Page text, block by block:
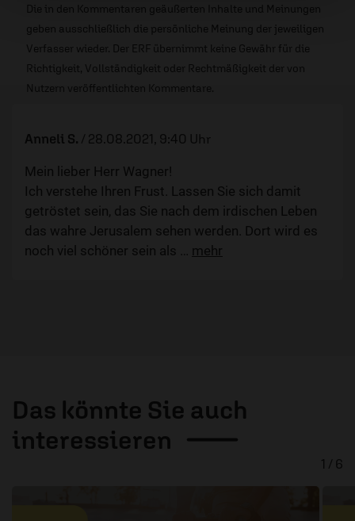
Die in den Kommentaren geäußerten Inhalte und Meinungen
geben ausschließlich die persönliche Meinung der jeweiligen
Verfasser wieder. Der ERF übernimmt keine Gewähr für die
Richtigkeit, Vollständigkeit oder Rechtmäßigkeit der von
Nutzern veröffentlichten Kommentare.
Anneli S. / 28.08.2021, 9:40 Uhr
Mein lieber Herr Wagner!
Ich verstehe Ihren Frust. Lassen Sie sich damit
getröstet sein, das Sie nach dem irdischen Leben
das wahre Jerusalem sehen werden. Dort wird es
noch viel schöner sein als
mehr
Das könnte Sie auch
interessieren
1 / 6